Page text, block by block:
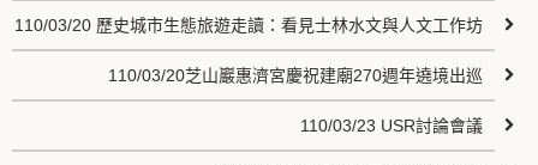
110/03/20 歷史城市生態旅遊走讀：看見士林水文與人文工作坊
110/03/20芝山巖惠濟宮慶祝建廟270週年遶境出巡
110/03/23 USR討論會議